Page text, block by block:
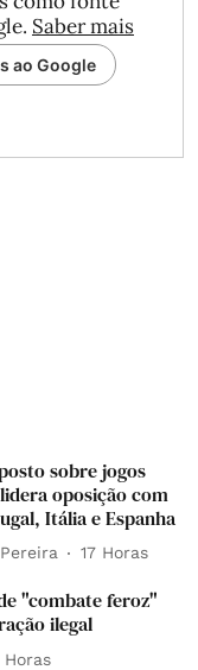
Saber mais
ao Google
sobre jogos
oposição com
Itália e Espanha
17 Horas
"combate feroz"
ilegal
Horas